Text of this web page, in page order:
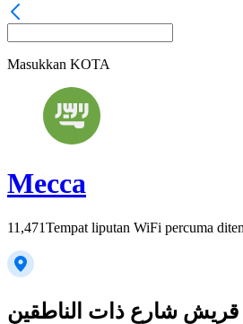
Masukkan KOTA
Mecca
11,471Tempat liputan WiFi percuma
قريش شارع ذات الناطقين